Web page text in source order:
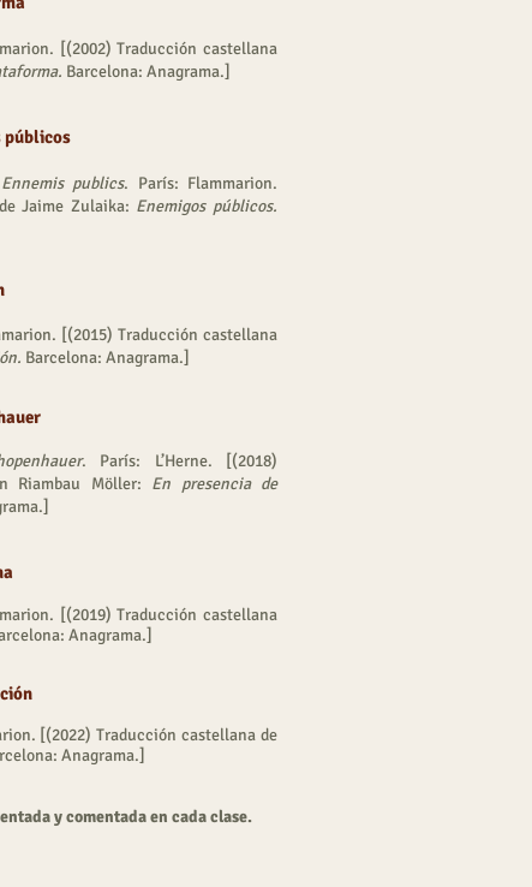
[(2002) Traducción castellana
Barcelona: Anagrama.]
públicos
Ennemis publics. París: Flammarion.
Jaime Zulaika: Enemigos públicos.
[(2015) Traducción castellana
Barcelona: Anagrama.]
. París: L’Herne. [(2018)
Riambau Möller: En presencia de
[(2019) Traducción castellana
Anagrama.]
[(2022) Traducción castellana de
Anagrama.]
y comentada en cada clase.